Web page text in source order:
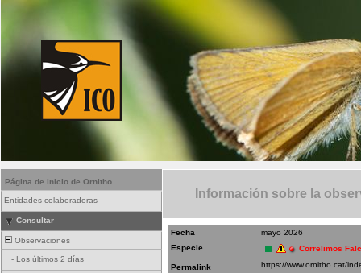
Página de inicio de Ornitho
Entidades colaboradoras
Consultar
Observaciones
- Los últimos 2 días
Información sobre la
Fecha
mayo 2026
Especie
Correlimos
Permalink